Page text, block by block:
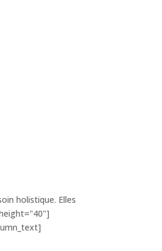
holistique. Elles